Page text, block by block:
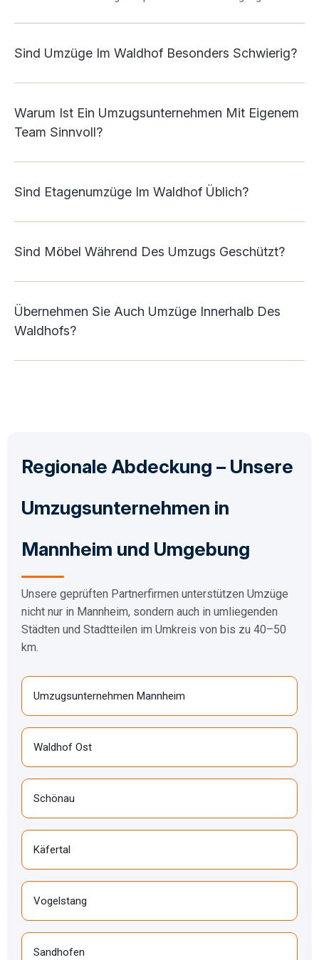
Sind Umzüge Im Waldhof Besonders Schwierig?
Warum Ist Ein Umzugsunternehmen Mit Eigenem
Team Sinnvoll?
Sind Etagenumzüge Im Waldhof Üblich?
Sind Möbel Während Des Umzugs Geschützt?
Übernehmen Sie Auch Umzüge Innerhalb Des
Waldhofs?
Regionale Abdeckung – Unsere
Umzugsunternehmen in
Mannheim und Umgebung
Unsere geprüften Partnerfirmen unterstützen Umzüge
nicht nur in Mannheim, sondern auch in umliegenden
Städten und Stadtteilen im Umkreis von bis zu 40–50
km.
Umzugsunternehmen Mannheim
Waldhof Ost
Schönau
Käfertal
Vogelstang
Sandhofen